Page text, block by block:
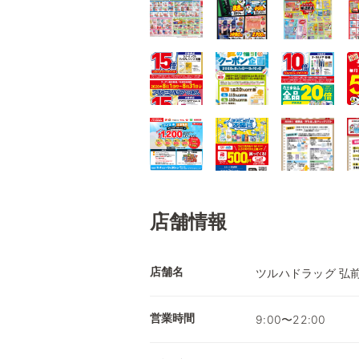
店舗情報
店舗名 ツルハドラッグ 弘
営業時間 9:00〜22:00